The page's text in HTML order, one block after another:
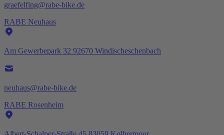
graefelfing@rabe-bike.de
RABE Neuhaus
Am Gewerbepark 32 92670 Windischeschenbach
neuhaus@rabe-bike.de
RABE Rosenheim